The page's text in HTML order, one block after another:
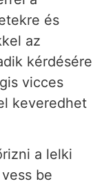
és
az
kérdésére
vicces
keveredhet
a lelki
be